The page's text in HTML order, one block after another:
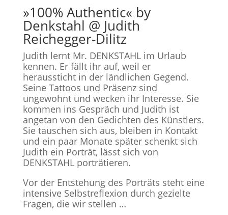
»100% Authentic« by
Denkstahl @ Judith
Reichegger-Dilitz
Judith lernt Mr. DENKSTAHL im Urlaub
kennen. Er fällt ihr auf, weil er
heraussticht in der ländlichen Gegend.
Seine Tattoos und Präsenz sind
ungewohnt und wecken ihr Interesse. Sie
kommen ins Gespräch und Judith ist
angetan von den Gedichten des Künstlers.
Sie tauschen sich aus, bleiben in Kontakt
und ein paar Monate später schenkt sich
Judith ein Porträt, lässt sich von
DENKSTAHL porträtieren.
Vor der Entstehung des Porträts steht eine
intensive Selbstreflexion durch gezielte
Fragen, die wir stellen …